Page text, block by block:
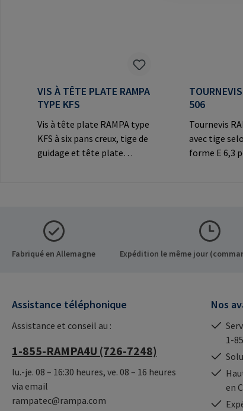
VIS À TÊTE PLATE RAMPA
TYPE KFS
Vis à tête plate RAMPA type
KFS à six pans creux, tige de
guidage et tête plate
Co. KG Auf der Heide 8 21514
Büchen Germany E-Mail:
mail@rampa.com
506
Tournevis
avec tige
forme E 6,3
fabricant:
Co. KG Auf
Fabriqué en Allemagne Expédition le même jour
Assistance téléphonique
Assistance et conseil au :
1-855-RAMPA4U (726-7248)
lu.-je. 08 – 16:30 heures, ve. 08 – 16 heures
via email
rampatec@rampa.com
Nos
1-
en